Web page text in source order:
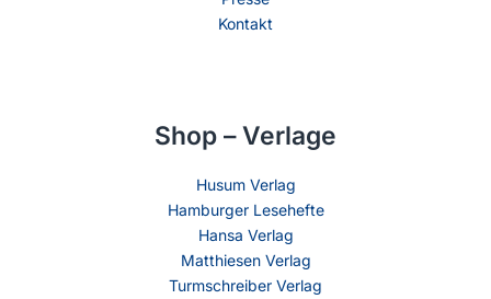
Kontakt
Shop – Verlage
Husum Verlag
Hamburger Lesehefte
Hansa Verlag
Matthiesen Verlag
Turmschreiber Verlag